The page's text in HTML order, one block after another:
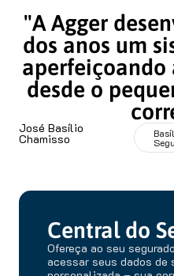
"A Agger
dos anos um
aperfeiçoando
desde o
José Basílio
Chamisso
Central do
Ofereça ao seu
acessar seus dados de